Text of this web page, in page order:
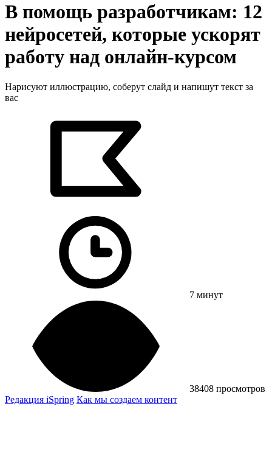
В помощь разработчикам: 12
нейросетей, которые ускорят
работу над онлайн-курсом
Нарисуют иллюстрацию, соберут слайд и напишут текст за
вас
7 минут
38408 просмотров
Редакция iSpring Как мы создаем контент